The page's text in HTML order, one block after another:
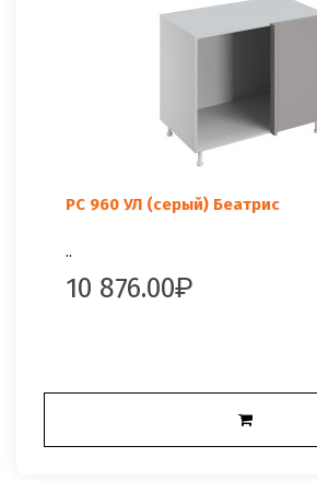
РС 960 УЛ (серый) Беатрис
..
10 876.00